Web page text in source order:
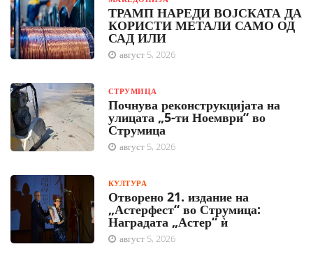
ТРАМП НАРЕДИ ВОЈСКАТА ДА
КОРИСТИ МЕТАЛИ САМО ОД
САД ИЛИ
август 5, 2026
СТРУМИЦА
Почнува реконструкцијата на
улицата „5-ти Ноември“ во
Струмица
август 5, 2026
КУЛТУРА
Отворено 21. издание на
„Астерфест“ во Струмица:
Наградата „Астер“ ѝ
август 5, 2026